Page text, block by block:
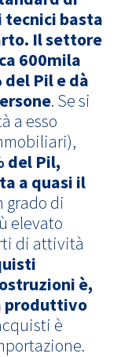
basta
Il settore
600mila
Pil e dà
. Se si
a esso
del Pil,
a quasi il
grado di
elevato
di attività
è,
produttivo
è